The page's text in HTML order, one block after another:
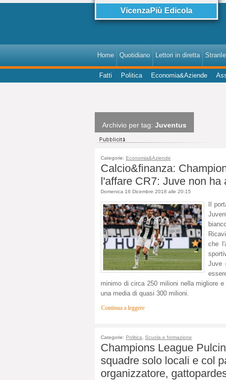
VicenzaPiù Edicola
Home Quotidiano Lettori in diretta
Fatti Politica Economia&Aziende
Archivio per tag: Juventus
Categorie: Economia&Aziende
Calcio&finanza:
l'affare CR7: Juve non
Domenica 16 Dicembre 2018 alle 20:15
Il
che
Juve
minimo di circa 250 milioni nella migliore
una media di quasi 300 milioni.
Continua a leggere
Categorie: Politica Scuola e formazione
Champions League
squadre solo locali e col
organizzatore,